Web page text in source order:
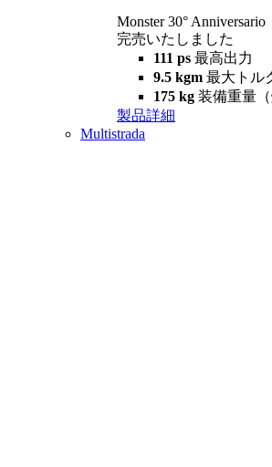
Monster 30° Anniversario
完売いたしました
111 ps 最高出力
9.5 kgm 最大トル
175 kg 装備重量（
製品詳細
Multistrada